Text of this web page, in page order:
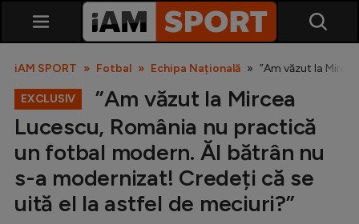
SuperLiga
iAM SPORT Fotbal Echipa Națională ”Am văzut la
EXCLUSIV
”Am văzut la Mircea
Lucescu, România nu practică
un fotbal modern. Ăl bătrân nu
s-a modernizat! Credeți că se
uită el la astfel de meciuri?”